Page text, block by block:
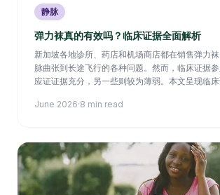
静脉
弹力袜真的有效吗？临床证据全面解析
新加坡各地诊所、药店和机场商店都在销售弹力
脉曲张到长途飞行的各种问题。然而，临床证据
应证证据充分，另一些则较为薄弱。本文呈现临
June 2026·8 min read